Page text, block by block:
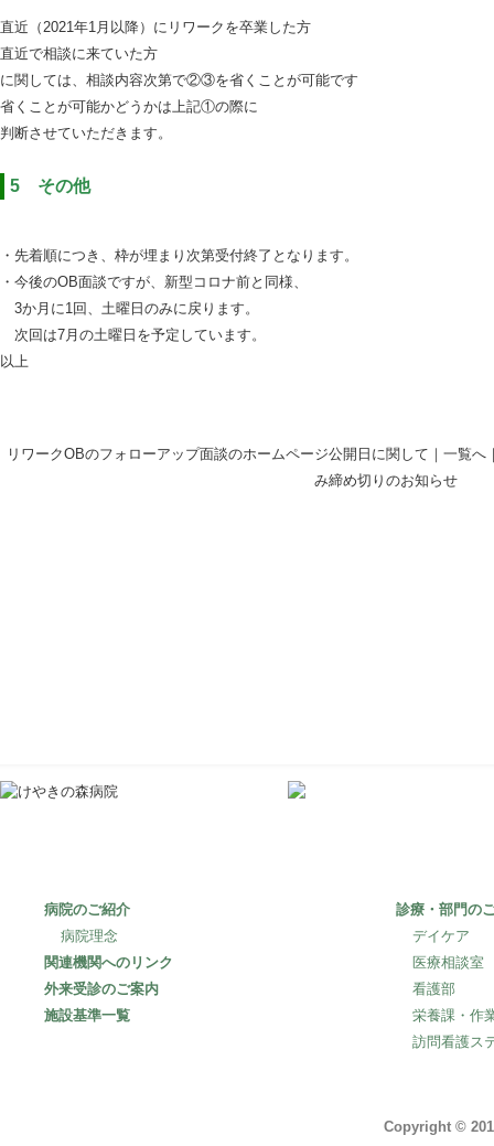
直近（2021年1月以降）にリワークを卒業した方
直近で相談に来ていた方
に関しては、相談内容次第で②③を省くことが可能です
省くことが可能かどうかは上記①の際に
判断させていただきます。
5 その他
・先着順につき、枠が埋まり次第受付終了となります。
・今後のOB面談ですが、新型コロナ前と同様、
3か月に1回、土曜日のみに戻ります。
次回は7月の土曜日を予定しています。
以上
リワークOBのフォローアップ面談のホームページ公開日に関して ｜ 一覧へ
み締め切りのお知らせ
病院のご紹介
病院理念
関連機関へのリンク
外来受診のご案内
施設基準一覧
診療・部門の
デイケア
医療相談室
看護部
栄養課・作
訪問看護ス
Copyright ©